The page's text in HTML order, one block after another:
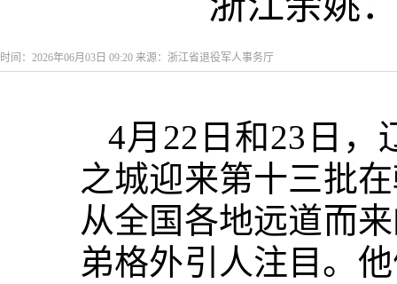
时间：2026年06月03日 09:20 来源：浙江省退役军人事务厅
4月22日和23日，
之城迎来第十三批
从全国各地远道而
弟格外引人注目。